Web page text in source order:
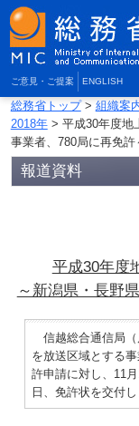
ご意見・ご提案 ENGLISH
総務省トップ> 組織案
2018年> 平成30年度地
事業者、780局に再免許
報道資料
平成30年度
～新潟県・長野
信越総合通信局（
を放送区域とする
許申請に対し、11
日、免許状を交付し